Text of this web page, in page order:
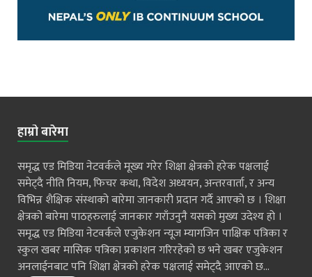
हाम्रो बारेमा
समृद्ध एड मिडिया नेटवर्कले मूख्य गरेर शिक्षा क्षेत्रको हरेक पक्षलाई
समेट्दै नीति नियम, फिचर कथा, विदेश अध्ययन, अन्तरवार्ता, र अन्य
विभिन्न शैक्षिक संस्थाको बारेमा जानकारी प्रदान गर्दै आएको छ । शिक्षा
क्षेत्रको बारेमा पाठहरुलाई जानकार गराँउनुनै यसको मुख्य उदेश्य हो ।
समृद्ध एड मिडिया नेटवर्कले एजुकेशन न्यूज म्यागजिन पाक्षिक पत्रिका र
स्कुल खबर मासिक पत्रिका प्रकाशन गरिरहेको छ भने खबर एजुकेशन
अनलाईनबाट पनि शिक्षा क्षेत्रको हरेक पक्षलाई समेट्दै आएको छ...